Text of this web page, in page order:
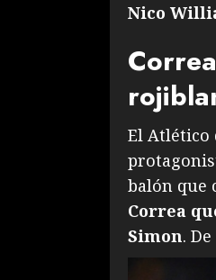
Nico
El Atlético
balón que
Correa
Simon.